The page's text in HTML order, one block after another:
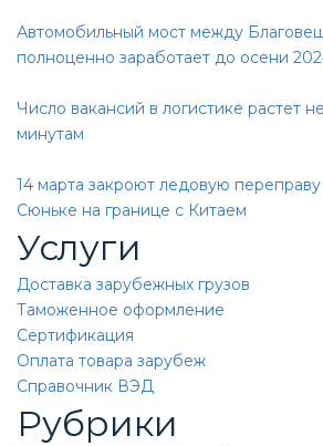
Автомобильный мост между
полноценно заработает до осени
Число вакансий в логистике растет
минутам
14 марта закроют ледовую
Сюньке на границе с Китаем
Услуги
Доставка зарубежных грузов
Таможенное оформление
Сертификация
Оплата товара зарубеж
Справочник ВЭД
Рубрики